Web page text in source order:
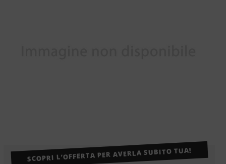
SCOPRI L’OFFERTA PER AVERLA SUBITO TUA!